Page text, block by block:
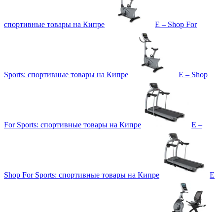
спортивные товары на Кипре E – Shop For
Sports: спортивные товары на Кипре E – Shop
For Sports: спортивные товары на Кипре E –
Shop For Sports: спортивные товары на Кипре E